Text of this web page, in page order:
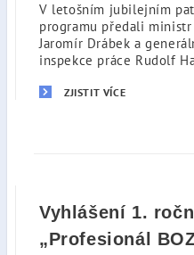
V letošním jubilejním
programu předali
Jaromír Drábek a
inspekce práce Rudolf
ZJISTIT VÍCE
Vyhlášení 1.
„Profesionál